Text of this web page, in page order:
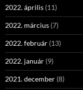
2022. április (11)
2022. március (7)
2022. február (13)
2022. január (9)
2021. december (8)